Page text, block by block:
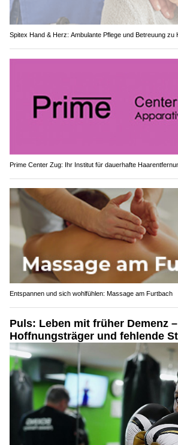
Spitex Hand & Herz: Ambulante Pflege und Betreuung zu
Prime Center Zug: Ihr Institut für dauerhafte
Entspannen und sich wohlfühlen: Massage am Furtbach
Puls: Leben mit früher Demenz
Hoffnungsträger und fehlende